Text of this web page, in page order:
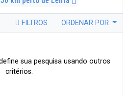
FILTROS ORDENAR POR
sua pesquisa usando outros
critérios.